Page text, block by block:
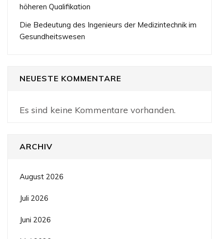
höheren Qualifikation
Die Bedeutung des Ingenieurs der Medizintechnik im
Gesundheitswesen
NEUESTE KOMMENTARE
Es sind keine Kommentare vorhanden.
ARCHIV
August 2026
Juli 2026
Juni 2026